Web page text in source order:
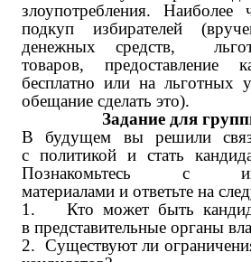
злоупотребления. Наиболее
подкуп избирателей
денежных средств,
товаров, предоставление
бесплатно или на льготных
обещание сделать это).
Задание для
В будущем вы решили
с политикой и стать
Познакомьтесь с
материалами и ответьте на
1.
Кто может быть
в представительные органы
2. Существуют ли